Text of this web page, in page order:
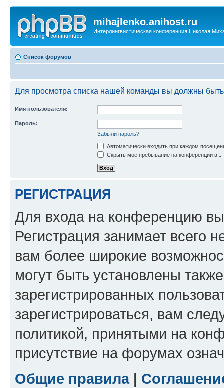
mihajlenko.anihost.ru
Интерлингвистическая конференция Николая
Список форумов
Для просмотра списка нашей команды вы должны
Имя пользователя:
Пароль:
Забыли пароль?
Автоматически входить при каждом
Скрыть моё пребывание на конференции в
РЕГИСТРАЦИЯ
Для входа на конференцию
Регистрация занимает всего
вам более широкие
могут быть установлены
зарегистрированных
зарегистрироваться, вам
политикой, принятыми на
присутствие на форумах
Общие правила|